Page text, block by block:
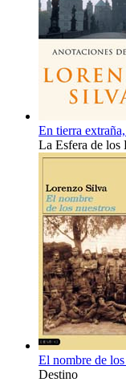
En tierra
La Esfera de los
El nombre de
Destino